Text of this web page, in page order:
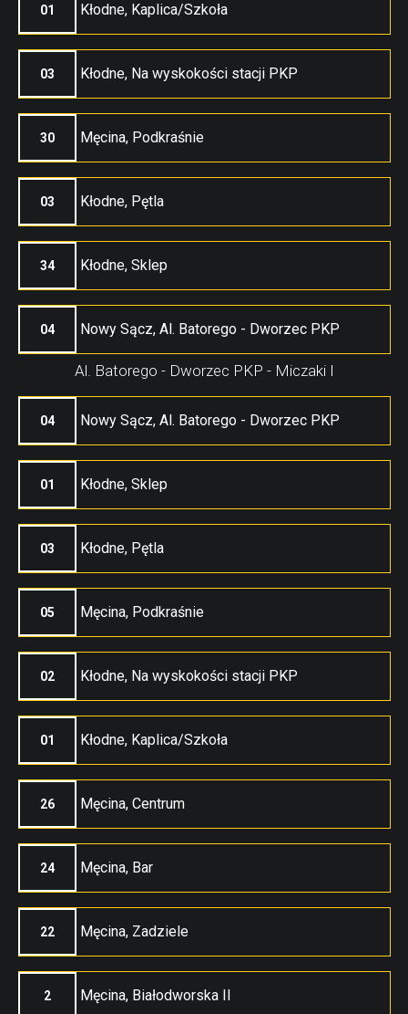
01 Kłodne, Kaplica/Szkoła
03 Kłodne, Na wyskokości stacji PKP
30 Męcina, Podkraśnie
03 Kłodne, Pętla
34 Kłodne, Sklep
04 Nowy Sącz, Al. Batorego - Dworzec PKP
Al. Batorego - Dworzec PKP - Miczaki I
04 Nowy Sącz, Al. Batorego - Dworzec PKP
01 Kłodne, Sklep
03 Kłodne, Pętla
05 Męcina, Podkraśnie
02 Kłodne, Na wyskokości stacji PKP
01 Kłodne, Kaplica/Szkoła
26 Męcina, Centrum
24 Męcina, Bar
22 Męcina, Zadziele
2 Męcina, Białodworska II